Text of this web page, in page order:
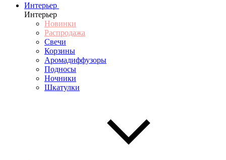
Интерьер
Интерьер
Новинки
Распродажа
Свечи
Корзины
Аромадиффузоры
Подносы
Ночники
Шкатулки